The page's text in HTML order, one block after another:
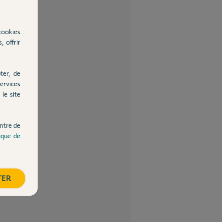
offrir
de
le site
de
de